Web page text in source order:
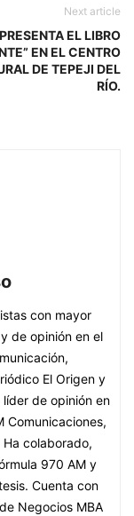
Next article
EL LIBRO
EN EL CENTRO
DE TEPEJI DEL
RÍO.
con mayor
de opinión en el
El Origen y
líder de opinión en
Comunicaciones,
colaborado,
970 AM y
Cuenta con
Negocios MBA